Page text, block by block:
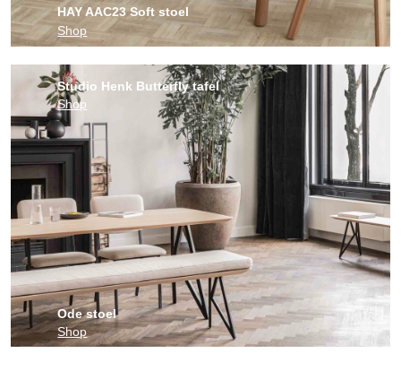
HAY AAC23 Soft stoel
Shop
Studio Henk Butterfly tafel
Shop
Ode stoel
Shop